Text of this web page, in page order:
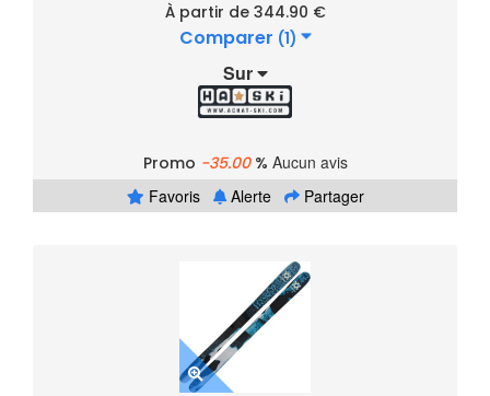
À partir de 344.90 €
Comparer (1)
Sur
Promo -35.00% Aucun avis
Favoris
Alerte Partager